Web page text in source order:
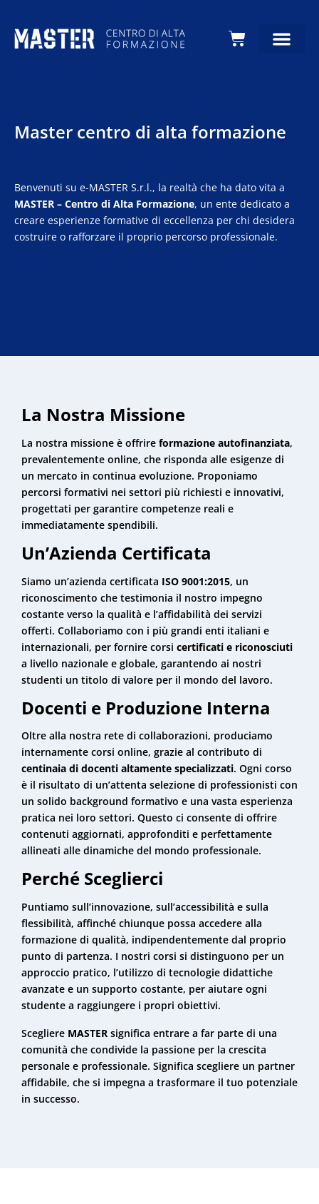
Carrello
Master centro di alta formazione
Benvenuti su e-MASTER S.r.l., la realtà che ha dato vita a
MASTER – Centro di Alta Formazione, un ente dedicato a
creare esperienze formative di eccellenza per chi desidera
costruire o rafforzare il proprio percorso professionale.
La Nostra Missione
La nostra missione è offrire formazione autofinanziata,
prevalentemente online, che risponda alle esigenze di
un mercato in continua evoluzione. Proponiamo
percorsi formativi nei settori più richiesti e innovativi,
progettati per garantire competenze reali e
immediatamente spendibili.
Un’Azienda Certificata
Siamo un’azienda certificata ISO 9001:2015, un
riconoscimento che testimonia il nostro impegno
costante verso la qualità e l’affidabilità dei servizi
offerti. Collaboriamo con i più grandi enti italiani e
internazionali, per fornire corsi certificati e riconosciuti
a livello nazionale e globale, garantendo ai nostri
studenti un titolo di valore per il mondo del lavoro.
Docenti e Produzione Interna
Oltre alla nostra rete di collaborazioni, produciamo
internamente corsi online, grazie al contributo di
centinaia di docenti altamente specializzati. Ogni corso
è il risultato di un’attenta selezione di professionisti con
un solido background formativo e una vasta esperienza
pratica nei loro settori. Questo ci consente di offrire
contenuti aggiornati, approfonditi e perfettamente
allineati alle dinamiche del mondo professionale.
Perché Sceglierci
Puntiamo sull’innovazione, sull’accessibilità e sulla
flessibilità, affinché chiunque possa accedere alla
formazione di qualità, indipendentemente dal proprio
punto di partenza. I nostri corsi si distinguono per un
approccio pratico, l’utilizzo di tecnologie didattiche
avanzate e un supporto costante, per aiutare ogni
studente a raggiungere i propri obiettivi.
Scegliere MASTER significa entrare a far parte di una
comunità che condivide la passione per la crescita
personale e professionale. Significa scegliere un partner
affidabile, che si impegna a trasformare il tuo potenziale
in successo.